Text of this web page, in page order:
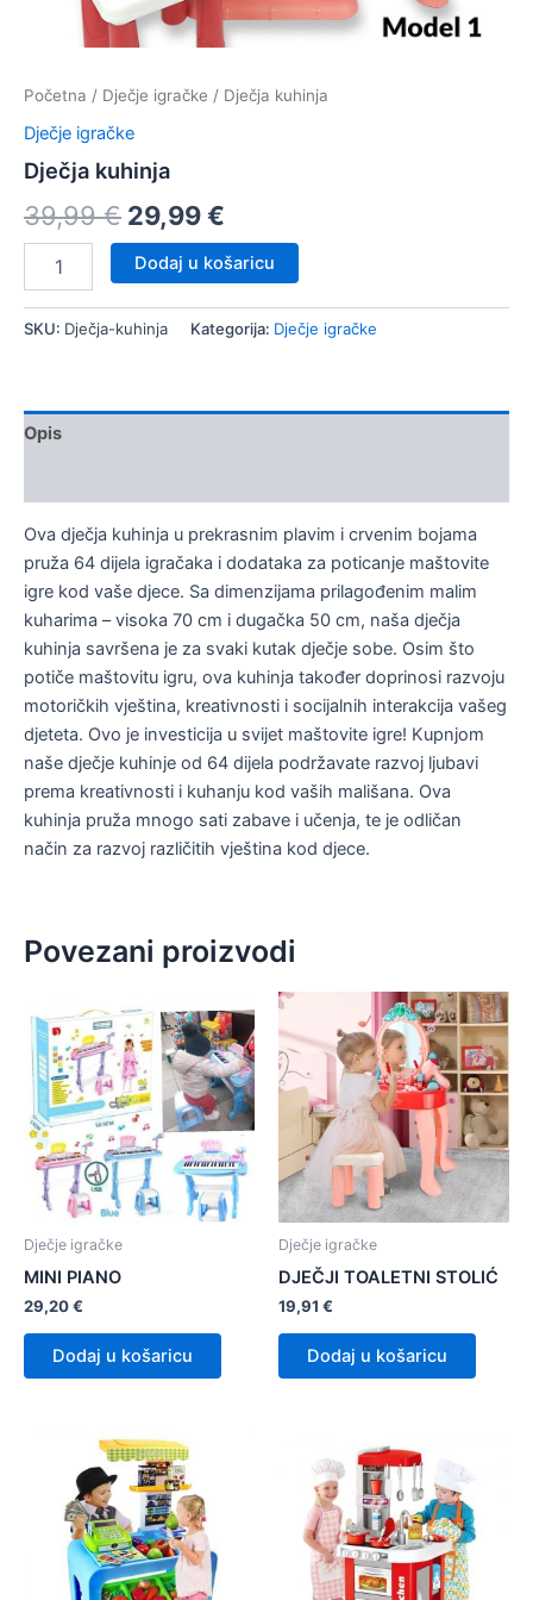
Početna / Dječje igračke / Dječja kuhinja
Dječje igračke
Dječja kuhinja
39,99€ Izvorna
cijena
bila
je:
29,99€
cijena
je:
29,99 €.
kuhinja
Dodaj u košaricu
SKU: Dječja-kuhinja Kategorija: Dječje igračke
Opis
Ova dječja kuhinja u prekrasnim plavim i crvenim bojama
pruža 64 dijela igračaka i dodataka za poticanje maštovite
igre kod vaše djece. Sa dimenzijama prilagođenim malim
kuharima – visoka 70 cm i dugačka 50 cm, naša dječja
kuhinja savršena je za svaki kutak dječje sobe. Osim što
potiče maštovitu igru, ova kuhinja također doprinosi razvoju
motoričkih vještina, kreativnosti i socijalnih interakcija vašeg
djeteta. Ovo je investicija u svijet maštovite igre! Kupnjom
naše dječje kuhinje od 64 dijela podržavate razvoj ljubavi
prema kreativnosti i kuhanju kod vaših mališana. Ova
kuhinja pruža mnogo sati zabave i učenja, te je odličan
način za razvoj različitih vještina kod djece.
Povezani proizvodi
Dječje igračke
MINI PIANO
29,20€
Dodaj u košaricu
Dječje igračke
DJEČJI TOALETNI STOLIĆ
19,91 €
Dodaj u košaricu